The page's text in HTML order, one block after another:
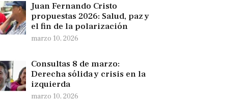
Juan Fernando Cristo
propuestas 2026: Salud, paz y
el fin de la polarización
marzo 10, 2026
Consultas 8 de marzo:
Derecha sólida y crisis en la
izquierda
marzo 10, 2026